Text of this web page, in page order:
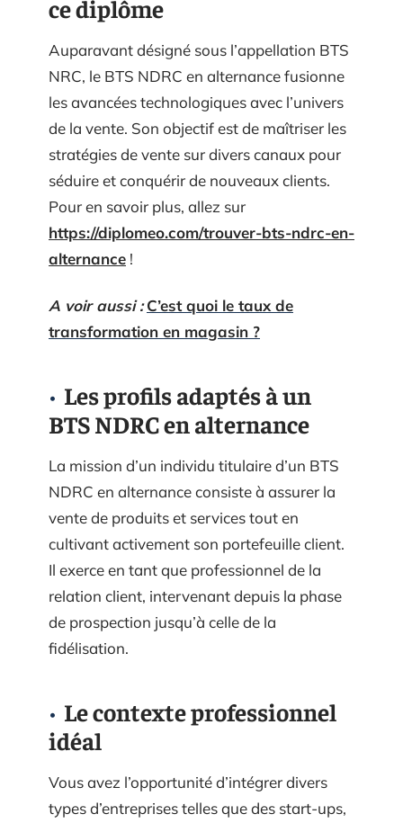
ce diplôme
Auparavant désigné sous l’appellation BTS
NRC, le BTS NDRC en alternance fusionne
les avancées technologiques avec l’univers
de la vente. Son objectif est de maîtriser les
stratégies de vente sur divers canaux pour
séduire et conquérir de nouveaux clients.
Pour en savoir plus, allez sur
https://diplomeo.com/trouver-bts-ndrc-en-
alternance !
A voir aussi : C’est quoi le taux de
transformation en magasin ?
Les profils adaptés à un
BTS NDRC en alternance
La mission d’un individu titulaire d’un BTS
NDRC en alternance consiste à assurer la
vente de produits et services tout en
cultivant activement son portefeuille client.
Il exerce en tant que professionnel de la
relation client, intervenant depuis la phase
de prospection jusqu’à celle de la
fidélisation.
Le contexte professionnel
idéal
Vous avez l’opportunité d’intégrer divers
types d’entreprises telles que des start-ups,